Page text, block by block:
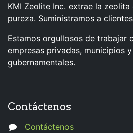
KMI Zeolite Inc. extrae la
pureza. Suministramos a
Estamos orgullosos de trabajar
empresas privadas, municipios
gubernamentales.
Contáctenos
Contáctenos